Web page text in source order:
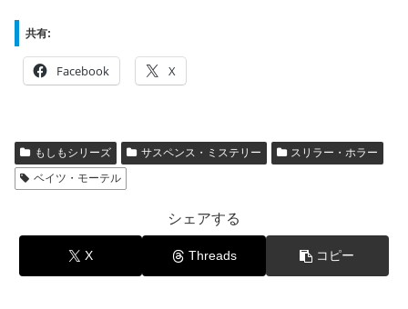
共有:
Facebook X
もしもシリーズ サスペンス・ミステリー
スリラー・ホラー
ベイツ・モーテル
シェアする
X Threads コピー